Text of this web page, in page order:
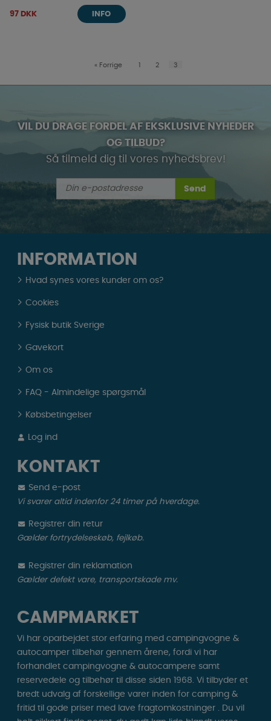
97 DKK INFO
« Forrige 1 2 3
VIL DU DRAGE FORDEL AF EKSKLUSIVE NYHEDER
OG TILBUD?
Så tilmeld dig til vores nyhedsbrev!
Send
INFORMATION
Hvad synes vores kunder om os?
Cookies
Fysisk butik Sverige
Gavekort
Om os
FAQ - Almindelige spørgsmål
Købsbetingelser
Log ind
KONTAKT
Send e-post
Vi svarer altid indenfor 24 timer på hverdage.
Registrer din retur
Gælder fortrydelseskøb, fejlkøb.
Registrer din reklamation
Gælder defekt vare, transportskade mv.
CAMPMARKET
Vi har oparbejdet stor erfaring med campingvogne &
autocamper tilbehør gennem årene, fordi vi har
forhandlet campingvogne & autocampere samt
reservedele og tilbehør til disse siden 1968. Vi tilbyder et
bredt udvalg af forskellige varer inden for camping &
fritid til gode priser med lave fragtomkostninger . Du vil